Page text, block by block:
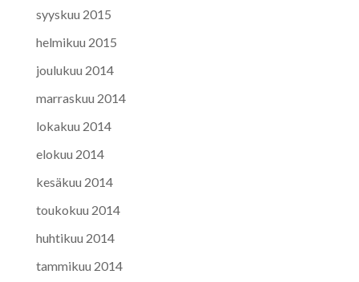
syyskuu 2015
helmikuu 2015
joulukuu 2014
marraskuu 2014
lokakuu 2014
elokuu 2014
kesäkuu 2014
toukokuu 2014
huhtikuu 2014
tammikuu 2014